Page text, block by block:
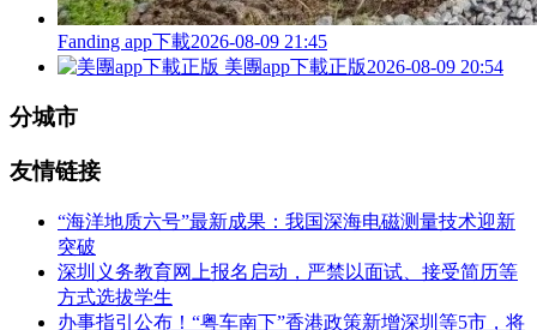
Fanding app下載2026-08-09 21:45
美團app下載正版2026-08-09 20:54
分城市
友情链接
“海洋地质六号”最新成果：我国深海电磁测量技术迎新
突破
深圳义务教育网上报名启动，严禁以面试、接受简历等
方式选拔学生
办事指引公布！“粤车南下”香港政策新增深圳等5市，将